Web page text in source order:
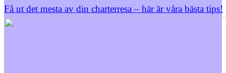
Få ut det mesta av din charterresa – här är våra bästa tips!